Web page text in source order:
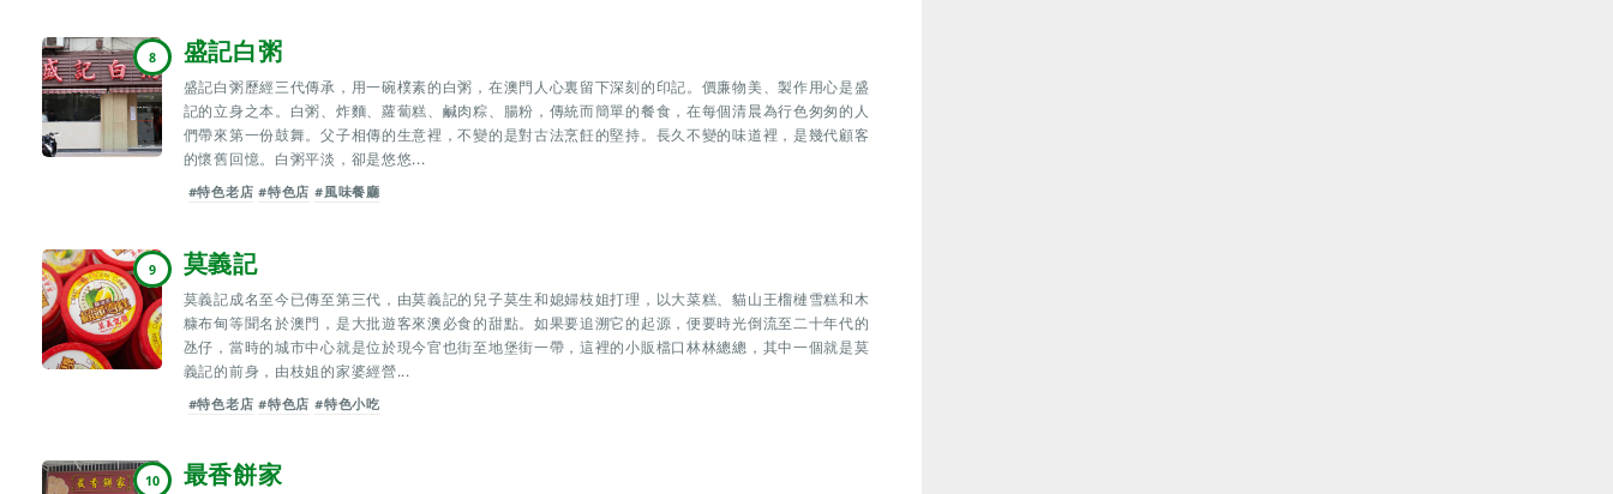
8 盛記白粥
盛記白粥歷經三代傳承，用一碗樸素的白粥，在澳門人心裏留下深刻的印記。價廉物美、製作用心是盛
記的立身之本。白粥、炸麵、蘿蔔糕、鹹肉粽、腸粉，傳統而簡單的餐食，在每個清晨為行色匆匆的人
們帶來第一份鼓舞。父子相傳的生意裡，不變的是對古法烹飪的堅持。長久不變的味道裡，是幾代顧客
的懷舊回憶。白粥平淡，卻是悠悠...
#特色老店 #特色店 #風味餐廳
9 莫義記
莫義記成名至今已傳至第三代，由莫義記的兒子莫生和媳婦枝姐打理，以大菜糕、貓山王榴槤雪糕和木
糠布甸等聞名於澳門，是大批遊客來澳必食的甜點。如果要追溯它的起源，便要時光倒流至二十年代的
氹仔，當時的城市中心就是位於現今官也街至地堡街一帶，這裡的小販檔口林林總總，其中一個就是莫
義記的前身，由枝姐的家婆經營...
#特色老店 #特色店 #特色小吃
10 最香餅家